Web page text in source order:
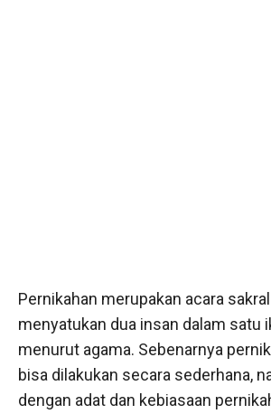
Pernikahan merupakan acara
menyatukan dua insan dalam satu
menurut agama. Sebenarnya
bisa dilakukan secara sederhana,
dengan adat dan kebiasaan